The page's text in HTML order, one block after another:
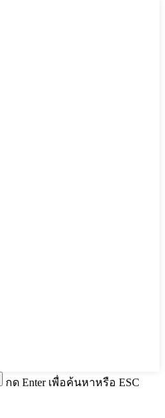
กด Enter เพื่อค้นหาหรือ ESC